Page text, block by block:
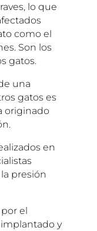
lo que
como el
Son los
gatos.
una
gatos es
originado
en
presión
el
y